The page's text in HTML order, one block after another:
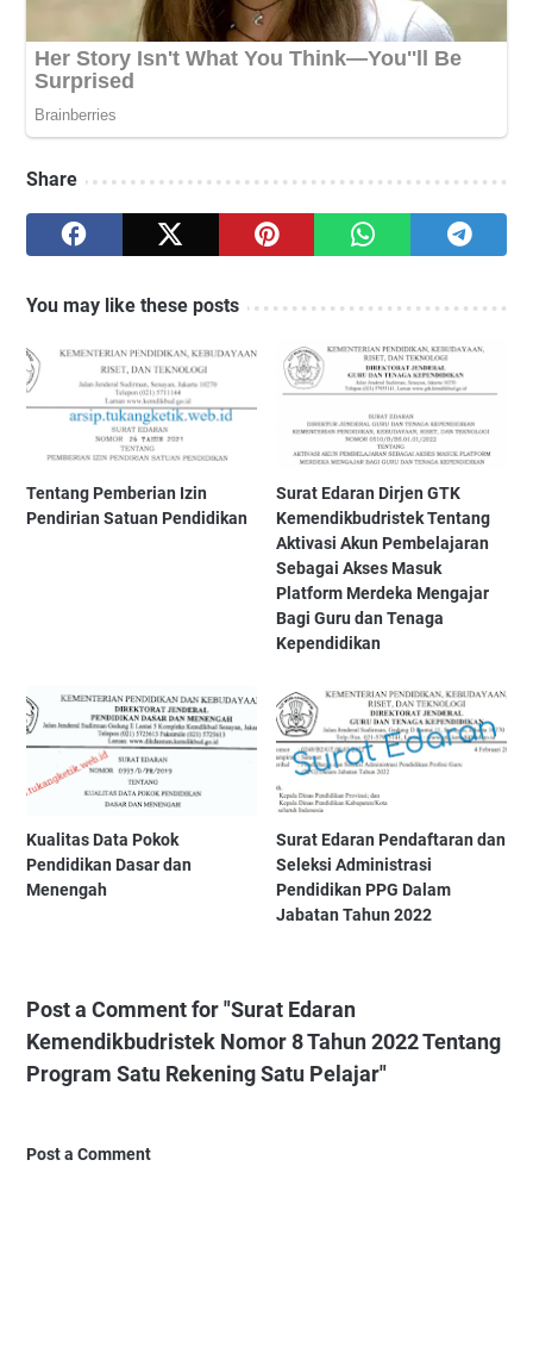
Share
You may like these posts
Tentang Pemberian Izin
Pendirian Satuan Pendidikan
Surat Edaran Dirjen GTK
Kemendikbudristek Tentang
Aktivasi Akun Pembelajaran
Sebagai Akses Masuk
Platform Merdeka Mengajar
Bagi Guru dan Tenaga
Kependidikan
Kualitas Data Pokok
Pendidikan Dasar dan
Menengah
Surat Edaran Pendaftaran dan
Seleksi Administrasi
Pendidikan PPG Dalam
Jabatan Tahun 2022
Post a Comment for "Surat Edaran
Kemendikbudristek Nomor 8 Tahun 2022 Tentang
Program Satu Rekening Satu Pelajar"
Post a Comment